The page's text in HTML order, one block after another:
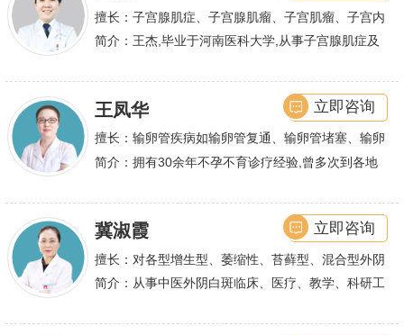
擅长：子宫腺肌症、子宫腺肌瘤、子宫肌瘤、子宫内
膜异位症等,长年致力于妇科微创手术及显微妇科手
卵管堵塞、输卵管复通、输卵管粘连等女性输卵管性
不孕及子宫性不孕、多囊卵巢等都有丰富诊疗经验
简介：王杰,毕业于河南医科大学,从事子宫腺肌症及
王凤华
擅长：输卵管疾病如输卵管复通、输卵管堵塞、输卵
管积水、输卵管粘连；盆腔粘连、宫腔粘连、多囊卵
简介：拥有30余年不孕不育诊疗经验,曾多次到各地
立即咨询
冀淑霞
擅长：对各型增生型、萎缩性、苔藓型、混合型外阴
白斑的诊治
简介：从事中医外阴白斑临床、医疗、教学、科研工
立即咨询